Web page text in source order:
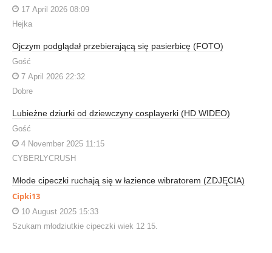
17 April 2026 08:09
Hejka
Ojczym podglądał przebierającą się pasierbicę (FOTO)
Gość
7 April 2026 22:32
Dobre
Lubieżne dziurki od dziewczyny cosplayerki (HD WIDEO)
Gość
4 November 2025 11:15
CYBERLYCRUSH
Młode cipeczki ruchają się w łazience wibratorem (ZDJĘCIA)
Cipki13
10 August 2025 15:33
Szukam młodziutkie cipeczki wiek 12 15.